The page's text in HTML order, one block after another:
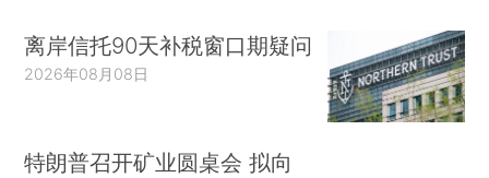
离岸信托90天补税窗口期疑问
2026年08月08日
特朗普召开矿业圆桌会 拟向